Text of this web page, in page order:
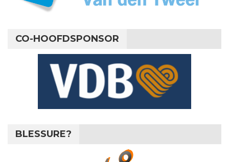
CO-HOOFDSPONSOR
BLESSURE?